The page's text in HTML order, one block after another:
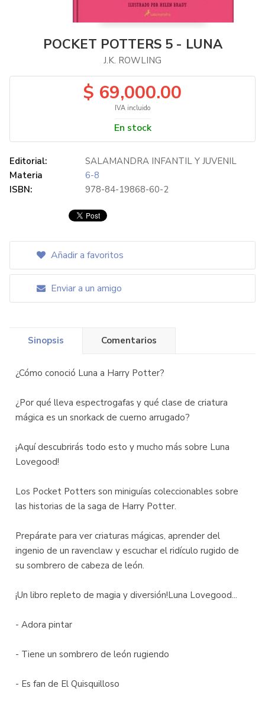
POCKET POTTERS 5 - LUNA
J.K. ROWLING
$ 69,000.00
IVA incluido
En stock
Editorial:
SALAMANDRA INFANTIL Y JUVENIL
Materia
6-8
ISBN:
978-84-19868-60-2
Añadir a favoritos
Enviar a un amigo
Sinopsis Comentarios
¿Cómo conoció Luna a Harry Potter?
¿Por qué lleva espectrogafas y qué clase de criatura
mágica es un snorkack de cuerno arrugado?
¡Aquí descubrirás todo esto y mucho más sobre Luna
Lovegood!
Los Pocket Potters son miniguías coleccionables sobre
las historias de la saga de Harry Potter.
Prepárate para ver criaturas mágicas, aprender del
ingenio de un ravenclaw y escuchar el ridículo rugido de
su sombrero de cabeza de león.
¡Un libro repleto de magia y diversión!Luna Lovegood...
- Adora pintar
- Tiene un sombrero de león rugiendo
- Es fan de El Quisquilloso